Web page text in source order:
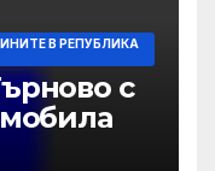
В РЕПУБЛИКА
с